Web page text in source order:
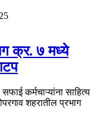
क्र. ७ मध्ये
कर्मचाऱ्यांना साहित्य
शहरातील प्रभाग